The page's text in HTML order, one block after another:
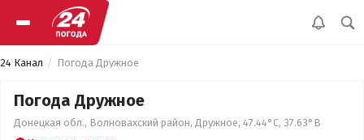
24 Канал Погода Дружное
Погода Дружное
Донецкая обл., Волновахский район, Дружное, 47.44°С, 37.63°В